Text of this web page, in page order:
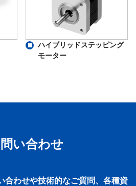
ハイブリッドステッピング
モーター
い合わせ
合わせや技術的なご質問、各種資